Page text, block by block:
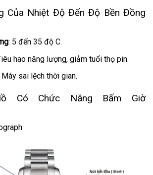
Của Nhiệt Độ Đến Độ Bền Đồng
: 5 đến 35 độ C.
hao năng lượng, giảm tuổi thọ pin.
Máy sai lệch thời gian.
Có Chức Năng Bấm Giờ